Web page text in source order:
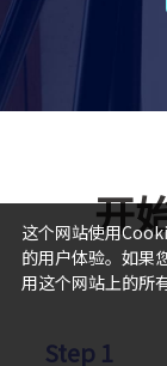
开
Step 1
这个网站使用
的用户体验。如果
用这个网站上的所